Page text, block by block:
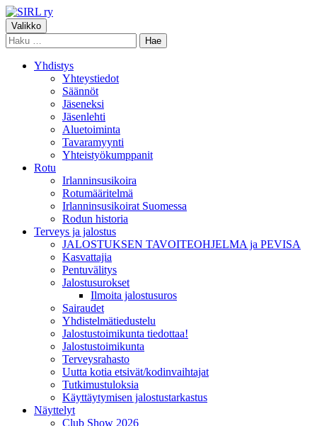
Siirry
sisältöön
SIRL ry
Suomen Irlanninsusikoirat ry:n sivusto
Ensisijainen
valikko
Valikko
Haku:
Yhdistys
Yhteystiedot
Säännöt
Jäseneksi
Jäsenlehti
Aluetoiminta
Tavaramyynti
Yhteistyökumppanit
Rotu
Irlanninsusikoira
Rotumääritelmä
Irlanninsusikoirat Suomessa
Rodun historia
Terveys ja jalostus
JALOSTUKSEN TAVOITEOHJELMA ja PEVISA
Kasvattajia
Pentuvälitys
Jalostusurokset
Ilmoita jalostusuros
Sairaudet
Yhdistelmätiedustelu
Jalostustoimikunta tiedottaa!
Jalostustoimikunta
Terveysrahasto
Uutta kotia etsivät/kodinvaihtajat
Tutkimustuloksia
Käyttäytymisen jalostustarkastus
Näyttelyt
Club Show 2026